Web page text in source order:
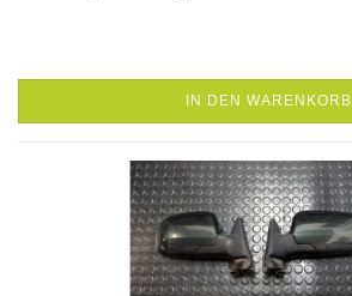
IN DEN WARENKORB